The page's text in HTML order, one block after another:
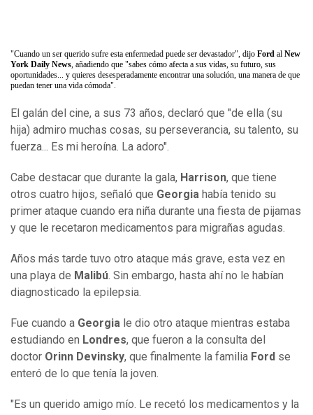
"Cuando un ser querido sufre esta enfermedad puede ser devastador", dijo Ford al New
York Daily News, añadiendo que "sabes cómo afecta a sus vidas, su futuro, sus
oportunidades... y quieres desesperadamente encontrar una solución, una manera de que
puedan tener una vida cómoda".
El galán del cine, a sus 73 años, declaró que "de ella (su
hija) admiro muchas cosas, su perseverancia, su talento, su
fuerza... Es mi heroína. La adoro".
Cabe destacar que durante la gala, Harrison, que tiene
otros cuatro hijos, señaló que Georgia había tenido su
primer ataque cuando era niña durante una fiesta de pijamas
y que le recetaron medicamentos para migrañas agudas.
Años más tarde tuvo otro ataque más grave, esta vez en
una playa de Malibú. Sin embargo, hasta ahí no le habían
diagnosticado la epilepsia.
Fue cuando a Georgia le dio otro ataque mientras estaba
estudiando en Londres, que fueron a la consulta del
doctor Orinn Devinsky, que finalmente la familia Ford se
enteró de lo que tenía la joven.
"Es un querido amigo mío. Le recetó los medicamentos y la